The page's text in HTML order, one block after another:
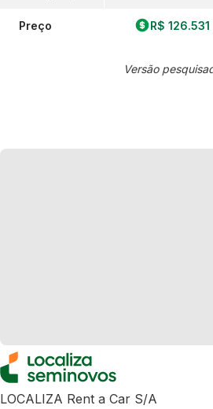
Preço R$ 126.531
Versão
LOCALIZA Rent a Car S/A